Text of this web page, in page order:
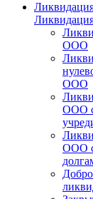
ООО
ООО
ООО
ООО